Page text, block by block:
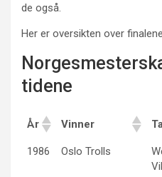
de også.
Her er oversikten over
tidene
År Vinner
1986 Oslo Trolls